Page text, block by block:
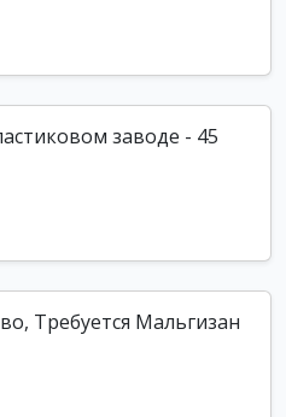
заводе - 45
Требуется Мальгизан